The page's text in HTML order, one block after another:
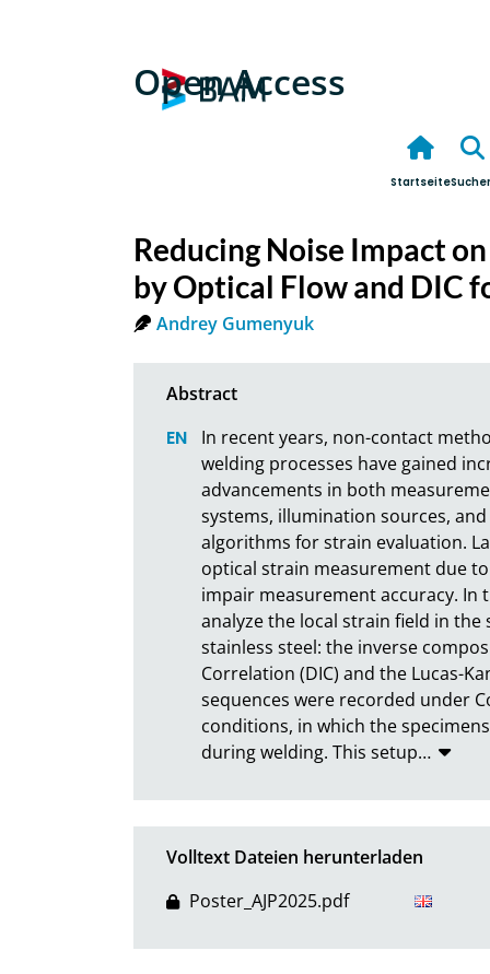
Open Access
Startseite
Reducing Noise Impact
by Optical Flow and DIC
Andrey Gumenyuk
In recent years, non-contact
welding processes have gained
advancements in both
systems, illumination sources,
algorithms for strain evaluation.
optical strain measurement due
impair measurement accuracy.
analyze the local strain field in the
stainless steel: the inverse
Correlation (DIC) and the Lucas-
sequences were recorded under
conditions, in which the
during welding. This setup…
Volltext Dateien herunterladen
Poster_AJP2025.pdf